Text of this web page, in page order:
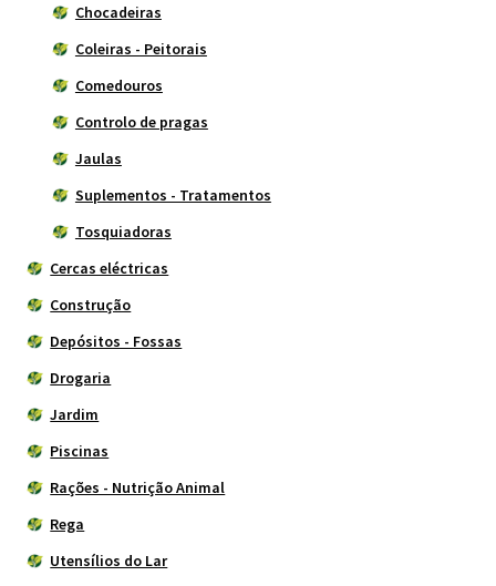
Chocadeiras
Coleiras - Peitorais
Comedouros
Controlo de pragas
Jaulas
Suplementos - Tratamentos
Tosquiadoras
Cercas eléctricas
Construção
Depósitos - Fossas
Drogaria
Jardim
Piscinas
Rações - Nutrição Animal
Rega
Utensílios do Lar